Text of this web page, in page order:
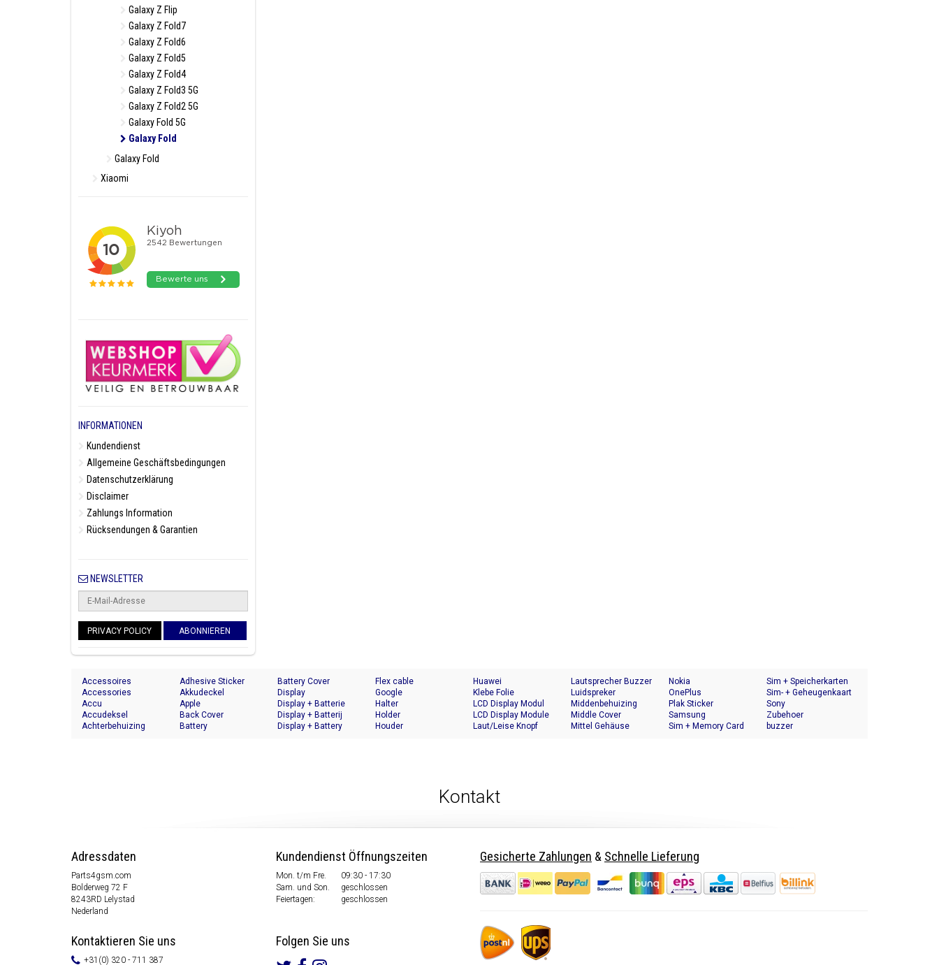
Galaxy Z Flip
Galaxy Z Fold7
Galaxy Z Fold6
Galaxy Z Fold5
Galaxy Z Fold4
Galaxy Z Fold3 5G
Galaxy Z Fold2 5G
Galaxy Fold 5G
Galaxy Fold
Galaxy Fold
Xiaomi
INFORMATIONEN
Kundendienst
Allgemeine Geschäftsbedingungen
Datenschutzerklärung
Disclaimer
Zahlungs Information
Rücksendungen & Garantien
NEWSLETTER
PRIVACY POLICY ABONNIEREN
Accessoires
Accessories
Accu
Accudeksel
Achterbehuizing
Adhesive Sticker
Akkudeckel
Apple
Back Cover
Battery
Battery Cover
Display
Display + Batterie
Display + Batterij
Display + Battery
Flex cable
Google
Halter
Holder
Houder
Huawei
Klebe Folie
LCD Display Modul
LCD Display Module
Laut/Leise Knopf
Lautsprecher Buzzer
Luidspreker
Middenbehuizing
Middle Cover
Mittel Gehäuse
Nokia
OnePlus
Plak Sticker
Samsung
Sim + Memory Card
Sim + Speicherkarten
Halter
Sim- + Geheugenkaart
Houder
Sony
Zubehoer
buzzer
Kontakt
Adressdaten
Parts4gsm.com
Bolderweg 72 F
8243RD Lelystad
Nederland
Kontaktieren Sie uns
+31(0) 320 - 711 387
Kundendienst Öffnungszeiten
Mon. t/m Fre.
09:30 - 17:30
Sam. und Son.
geschlossen
Feiertagen:
geschlossen
Folgen Sie uns
Gesicherte Zahlungen & Schnelle Lieferung